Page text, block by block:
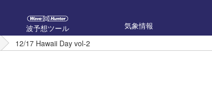
波予想ツール 気象情報
12/17 Hawaii Day vol-2